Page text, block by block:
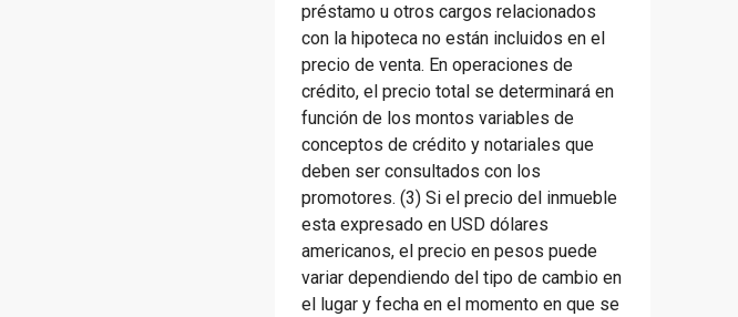
préstamo u otros cargos relacionados
con la hipoteca no están incluidos en el
precio de venta. En operaciones de
crédito, el precio total se determinará en
función de los montos variables de
conceptos de crédito y notariales que
deben ser consultados con los
promotores. (3) Si el precio del inmueble
esta expresado en USD dólares
americanos, el precio en pesos puede
variar dependiendo del tipo de cambio en
el lugar y fecha en el momento en que se